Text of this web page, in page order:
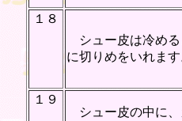
１８
シュー皮は冷める
に切りめをいれま
１９
シュー皮の中に、